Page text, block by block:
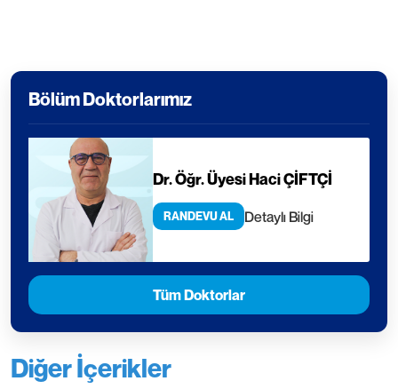
Bölüm Doktorlarımız
Dr. Öğr. Üyesi Haci ÇİFTÇİ
RANDEVU AL Detaylı Bilgi
Tüm Doktorlar
Diğer İçerikler